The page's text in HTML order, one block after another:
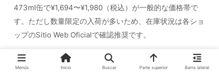
473ml缶で¥1,694〜¥1,980（税込）が一般的な価格帯で
す。ただし数量限定の入荷が多いため、在庫状況は各ショ
ップのSitio Web Oficialで確認推奨です。
Menús Inicio Buscar Parte superior Barra lateral